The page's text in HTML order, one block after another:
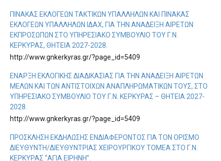
ΠΊΝΑΚΑΣ ΕΚΛΟΓΈΩΝ ΤΑΚΤΙΚΏΝ ΥΠΑΛΛΉΛΩΝ ΚΑΙ ΠΊΝΑΚΑΣ
ΕΚΛΟΓΈΩΝ ΥΠΑΛΛΉΛΩΝ ΙΔΑΧ, ΓΙΑ ΤΗΝ ΑΝΆΔΕΙΞΗ ΑΙΡΕΤΏΝ
ΕΚΠΡΟΣΏΠΩΝ ΣΤΟ ΥΠΗΡΕΣΙΑΚΌ ΣΥΜΒΟΎΛΙΟ ΤΟΥ Γ.Ν.
ΚΈΡΚΥΡΑΣ, ΘΗΤΕΊΑ 2027-2028.
http://www.gnkerkyras.gr/?page_id=5409
ΈΝΑΡΞΗ ΕΚΛΟΓΙΚΉΣ ΔΙΑΔΙΚΑΣΊΑΣ ΓΙΑ ΤΗΝ ΑΝΆΔΕΙΞΗ ΑΙΡΕΤΏΝ
ΜΕΛΏΝ ΚΑΙ ΤΩΝ ΑΝΤΊΣΤΟΙΧΩΝ ΑΝΑΠΛΗΡΩΜΑΤΙΚΏΝ ΤΟΥΣ, ΣΤΟ
ΥΠΗΡΕΣΙΑΚΌ ΣΥΜΒΟΎΛΙΟ ΤΟΥ Γ.Ν. ΚΈΡΚΥΡΑΣ – ΘΗΤΕΙΑ 2027-
2028.
http://www.gnkerkyras.gr/?page_id=5409
ΠΡΌΣΚΛΗΣΗ ΕΚΔΉΛΩΣΗΣ ΕΝΔΙΑΦΈΡΟΝΤΟΣ ΓΙΑ ΤΟΝ ΟΡΙΣΜΌ
ΔΙΕΥΘΥΝΤΉ/ΔΙΕΥΘΎΝΤΡΙΑΣ ΧΕΙΡΟΥΡΓΙΚΟΎ ΤΟΜΈΑ ΣΤΟ Γ.Ν.
ΚΈΡΚΥΡΑΣ “ΑΓΙΑ ΕΙΡΗΝΗ”.